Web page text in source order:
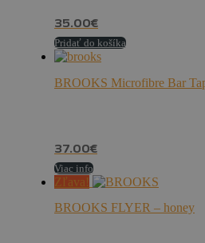
35.00€
Pridať do košíka
BROOKS Microfibre Bar
37.00€
Viac info
Zľava!
BROOKS FLYER – honey